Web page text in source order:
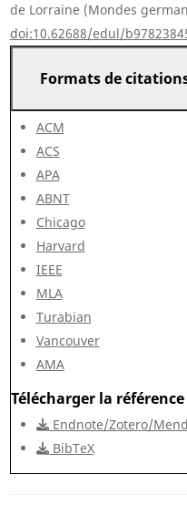
de Lorraine (Mondes
doi:10.62688/edul/
Formats de
ACM
ACS
APA
ABNT
Chicago
Harvard
IEEE
MLA
Turabian
Vancouver
AMA
Télécharger la
Endnote/Zotero/
BibTeX